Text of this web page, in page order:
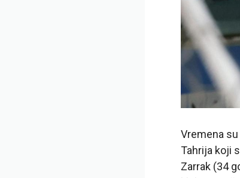
Vremena
Tahrija koji
Zarrak (34